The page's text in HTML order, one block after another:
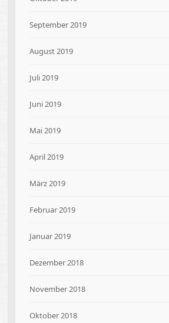
September 2019
August 2019
Juli 2019
Juni 2019
Mai 2019
April 2019
März 2019
Februar 2019
Januar 2019
Dezember 2018
November 2018
Oktober 2018